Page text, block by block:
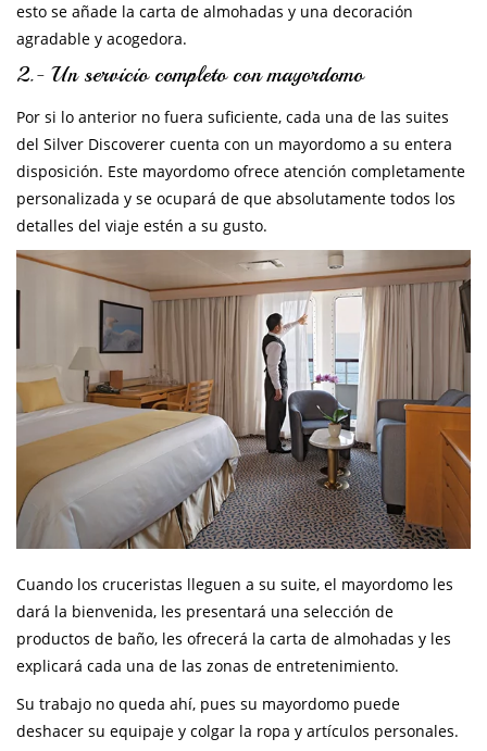
esto se añade la carta de almohadas y una decoración
agradable y acogedora.
2.- Un servicio completo con mayordomo
Por si lo anterior no fuera suficiente, cada una de las suites
del Silver Discoverer cuenta con un mayordomo a su entera
disposición. Este mayordomo ofrece atención completamente
personalizada y se ocupará de que absolutamente todos los
detalles del viaje estén a su gusto.
Cuando los cruceristas lleguen a su suite, el mayordomo les
dará la bienvenida, les presentará una selección de
productos de baño, les ofrecerá la carta de almohadas y les
explicará cada una de las zonas de entretenimiento.
Su trabajo no queda ahí, pues su mayordomo puede
deshacer su equipaje y colgar la ropa y artículos personales.